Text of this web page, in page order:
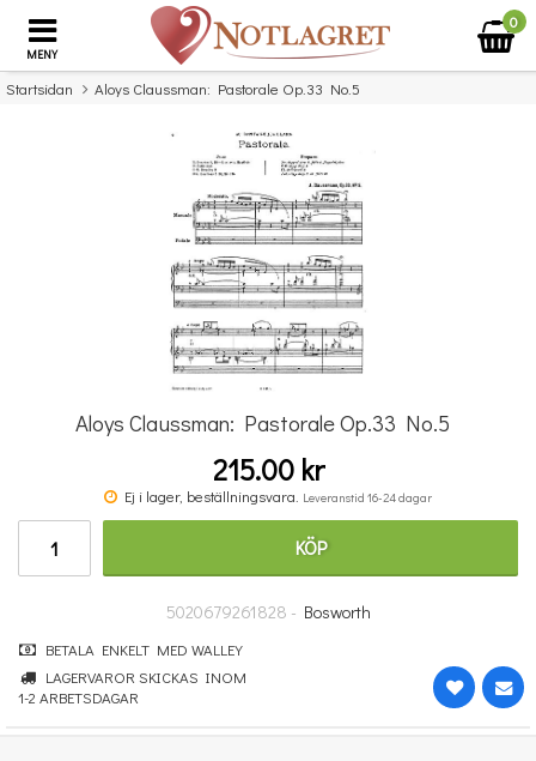
MENY
0
Startsidan Aloys Claussman: Pastorale Op.33 No.5
Missa inte detta...
Povel vid pianot
Aloys Claussman: Pastorale Op.33 No.5
215.00 kr
Ej i lager, beställningsvara. Leveranstid 16-24 dagar
KÖP
5020679261828 - Bosworth
BETALA ENKELT MED WALLEY
LAGERVAROR SKICKAS INOM
1-2 ARBETSDAGAR